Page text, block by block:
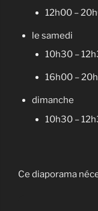
12h00 –
le samedi
10h30 –
16h00 –
dimanche
10h30 –
Ce diaporama